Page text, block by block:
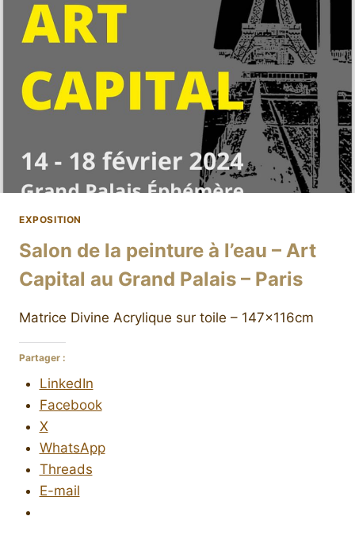
EXPOSITION
Salon de la peinture à l’eau – Art
Capital au Grand Palais – Paris
Matrice Divine Acrylique sur toile – 147x116cm
Partager :
LinkedIn
Facebook
X
WhatsApp
Threads
E-mail